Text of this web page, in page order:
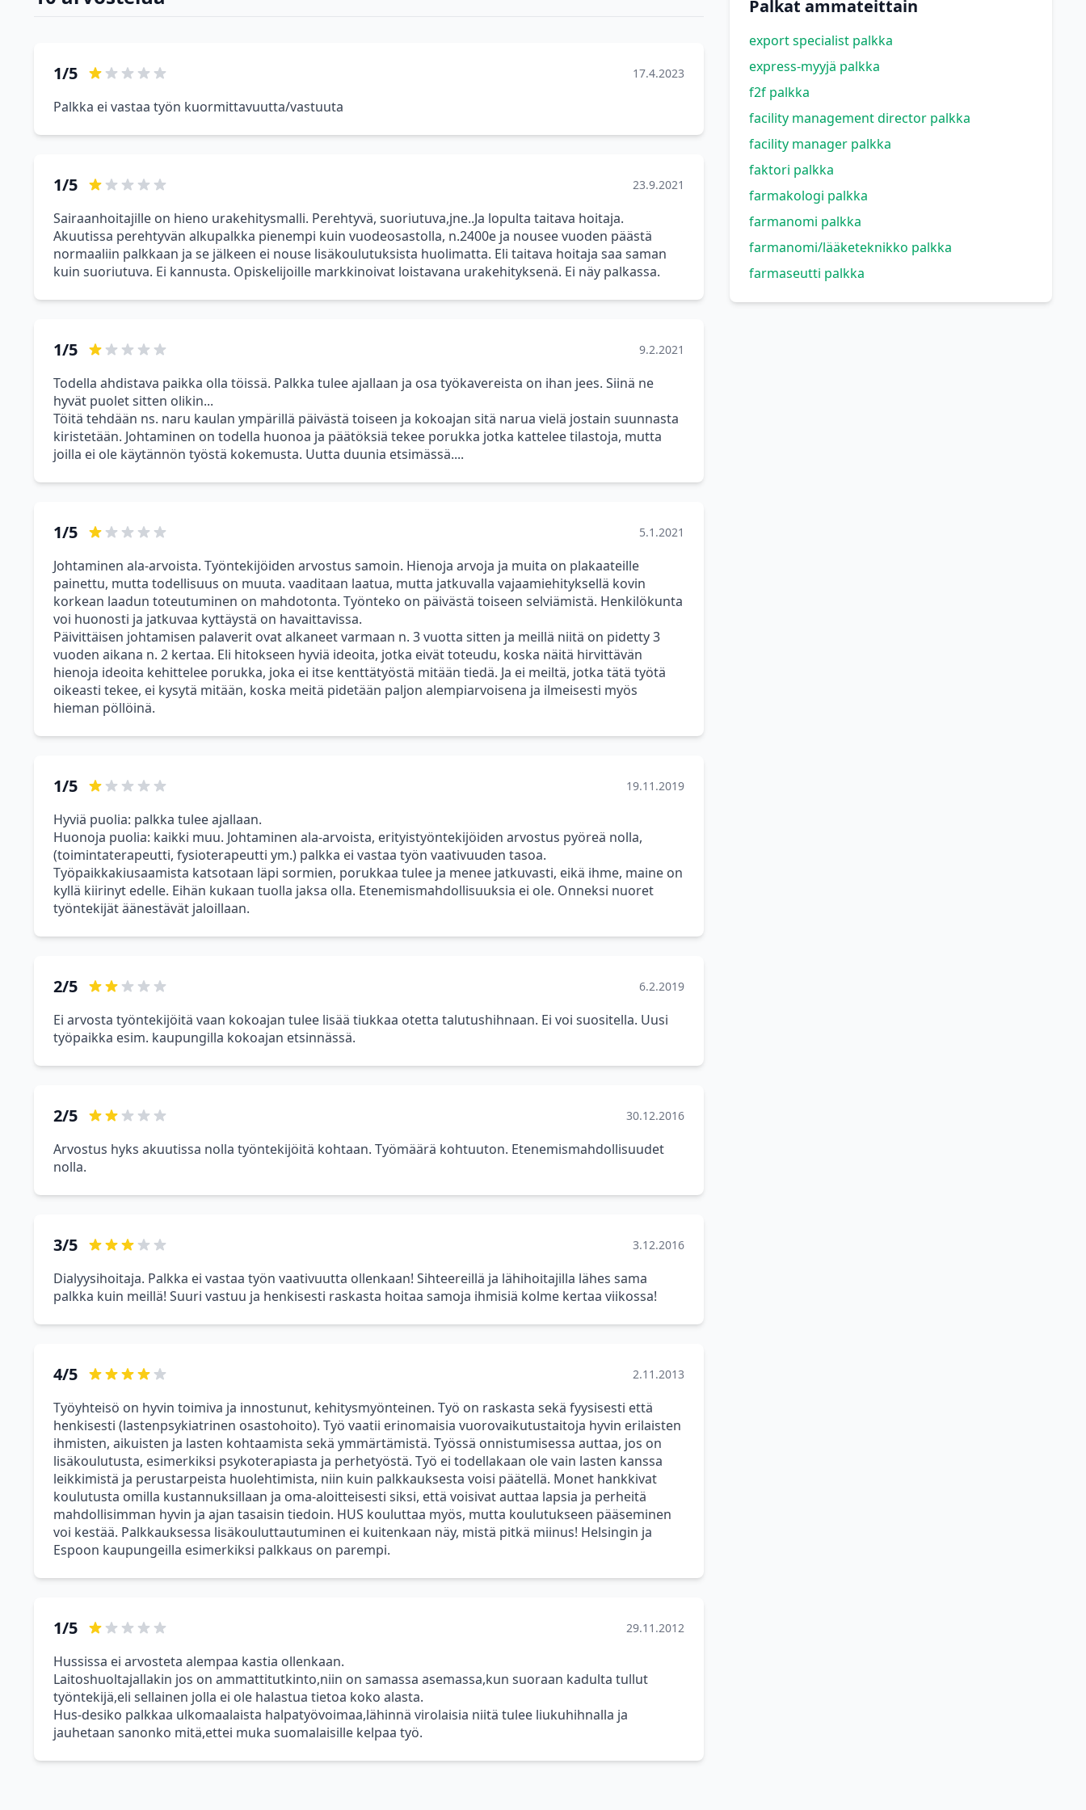
1/5 17.4.2023
Palkka ei vastaa työn kuormittavuutta/vastuuta
1/5 23.9.2021
Sairaanhoitajille on hieno urakehitysmalli. Perehtyvä, suoriutuva,jne..Ja lopulta taitava hoitaja.
Akuutissa perehtyvän alkupalkka pienempi kuin vuodeosastolla, n.2400e ja nousee vuoden päästä
normaaliin palkkaan ja se jälkeen ei nouse lisäkoulutuksista huolimatta. Eli taitava hoitaja saa saman
kuin suoriutuva. Ei kannusta. Opiskelijoille markkinoivat loistavana urakehityksenä. Ei näy palkassa.
1/5 9.2.2021
Todella ahdistava paikka olla töissä. Palkka tulee ajallaan ja osa työkavereista on ihan jees. Siinä ne
hyvät puolet sitten olikin...
Töitä tehdään ns. naru kaulan ympärillä päivästä toiseen ja kokoajan sitä narua vielä jostain suunnasta
kiristetään. Johtaminen on todella huonoa ja päätöksiä tekee porukka jotka kattelee tilastoja, mutta
joilla ei ole käytännön työstä kokemusta. Uutta duunia etsimässä....
1/5 5.1.2021
Johtaminen ala-arvoista. Työntekijöiden arvostus samoin. Hienoja arvoja ja muita on plakaateille
painettu, mutta todellisuus on muuta. vaaditaan laatua, mutta jatkuvalla vajaamiehityksellä kovin
korkean laadun toteutuminen on mahdotonta. Työnteko on päivästä toiseen selviämistä. Henkilökunta
voi huonosti ja jatkuvaa kyttäystä on havaittavissa.
Päivittäisen johtamisen palaverit ovat alkaneet varmaan n. 3 vuotta sitten ja meillä niitä on pidetty 3
vuoden aikana n. 2 kertaa. Eli hitokseen hyviä ideoita, jotka eivät toteudu, koska näitä hirvittävän
hienoja ideoita kehittelee porukka, joka ei itse kenttätyöstä mitään tiedä. Ja ei meiltä, jotka tätä työtä
oikeasti tekee, ei kysytä mitään, koska meitä pidetään paljon alempiarvoisena ja ilmeisesti myös
hieman pöllöinä.
1/5 19.11.2019
Hyviä puolia: palkka tulee ajallaan.
Huonoja puolia: kaikki muu. Johtaminen ala-arvoista, erityistyöntekijöiden arvostus pyöreä nolla,
(toimintaterapeutti, fysioterapeutti ym.) palkka ei vastaa työn vaativuuden tasoa.
Työpaikkakiusaamista katsotaan läpi sormien, porukkaa tulee ja menee jatkuvasti, eikä ihme, maine on
kyllä kiirinyt edelle. Eihän kukaan tuolla jaksa olla. Etenemismahdollisuuksia ei ole. Onneksi nuoret
työntekijät äänestävät jaloillaan.
2/5 6.2.2019
Ei arvosta työntekijöitä vaan kokoajan tulee lisää tiukkaa otetta talutushihnaan. Ei voi suositella. Uusi
työpaikka esim. kaupungilla kokoajan etsinnässä.
2/5 30.12.2016
Arvostus hyks akuutissa nolla työntekijöitä kohtaan. Työmäärä kohtuuton. Etenemismahdollisuudet
nolla.
3/5 3.12.2016
Dialyysihoitaja. Palkka ei vastaa työn vaativuutta ollenkaan! Sihteereillä ja lähihoitajilla lähes sama
palkka kuin meillä! Suuri vastuu ja henkisesti raskasta hoitaa samoja ihmisiä kolme kertaa viikossa!
4/5 2.11.2013
Työyhteisö on hyvin toimiva ja innostunut, kehitysmyönteinen. Työ on raskasta sekä fyysisesti että
henkisesti (lastenpsykiatrinen osastohoito). Työ vaatii erinomaisia vuorovaikutustaitoja hyvin erilaisten
ihmisten, aikuisten ja lasten kohtaamista sekä ymmärtämistä. Työssä onnistumisessa auttaa, jos on
lisäkoulutusta, esimerkiksi psykoterapiasta ja perhetyöstä. Työ ei todellakaan ole vain lasten kanssa
leikkimistä ja perustarpeista huolehtimista, niin kuin palkkauksesta voisi päätellä. Monet hankkivat
koulutusta omilla kustannuksillaan ja oma-aloitteisesti siksi, että voisivat auttaa lapsia ja perheitä
mahdollisimman hyvin ja ajan tasaisin tiedoin. HUS kouluttaa myös, mutta koulutukseen pääseminen
voi kestää. Palkkauksessa lisäkouluttautuminen ei kuitenkaan näy, mistä pitkä miinus! Helsingin ja
Espoon kaupungeilla esimerkiksi palkkaus on parempi.
1/5 29.11.2012
Hussissa ei arvosteta alempaa kastia ollenkaan.
Laitoshuoltajallakin jos on ammattitutkinto,niin on samassa asemassa,kun suoraan kadulta tullut
työntekijä,eli sellainen jolla ei ole halastua tietoa koko alasta.
Hus-desiko palkkaa ulkomaalaista halpatyövoimaa,lähinnä virolaisia niitä tulee liukuhihnalla ja
jauhetaan sanonko mitä,ettei muka suomalaisille kelpaa työ.
Palkat ammateittain
export specialist palkka
express-myyjä palkka
f2f palkka
facility management director palkka
facility manager palkka
faktori palkka
farmakologi palkka
farmanomi palkka
farmanomi/lääketeknikko palkka
farmaseutti palkka